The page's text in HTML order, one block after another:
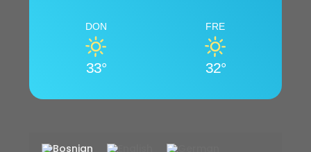
DON
33°
FRE
32°